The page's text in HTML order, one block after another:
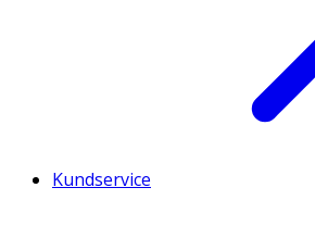
Kundservice